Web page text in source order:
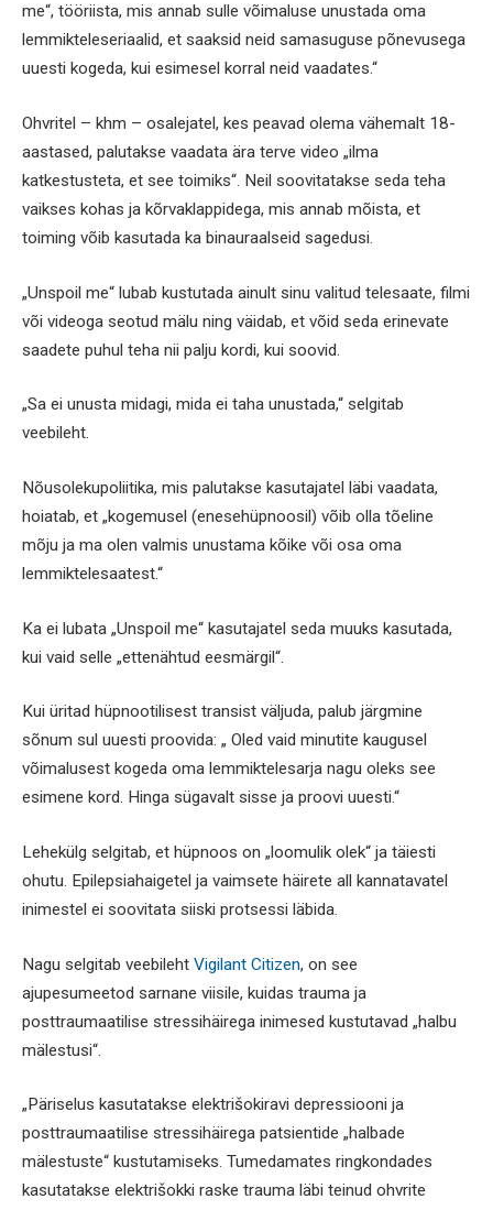
me“, tööriista, mis annab sulle võimaluse unustada oma
lemmikteleseriaalid, et saaksid neid samasuguse põnevusega
uuesti kogeda, kui esimesel korral neid vaadates.“
Ohvritel – khm – osalejatel, kes peavad olema vähemalt 18-
aastased, palutakse vaadata ära terve video „ilma
katkestusteta, et see toimiks“. Neil soovitatakse seda teha
vaikses kohas ja kõrvaklappidega, mis annab mõista, et
toiming võib kasutada ka binauraalseid sagedusi.
„Unspoil me“ lubab kustutada ainult sinu valitud telesaate, filmi
või videoga seotud mälu ning väidab, et võid seda erinevate
saadete puhul teha nii palju kordi, kui soovid.
„Sa ei unusta midagi, mida ei taha unustada,“ selgitab
veebileht.
Nõusolekupoliitika, mis palutakse kasutajatel läbi vaadata,
hoiatab, et „kogemusel (enesehüpnoosil) võib olla tõeline
mõju ja ma olen valmis unustama kõike või osa oma
lemmiktelesaatest.“
Ka ei lubata „Unspoil me“ kasutajatel seda muuks kasutada,
kui vaid selle „ettenähtud eesmärgil“.
Kui üritad hüpnootilisest transist väljuda, palub järgmine
sõnum sul uuesti proovida: „ Oled vaid minutite kaugusel
võimalusest kogeda oma lemmiktelesarja nagu oleks see
esimene kord. Hinga sügavalt sisse ja proovi uuesti.“
Lehekülg selgitab, et hüpnoos on „loomulik olek“ ja täiesti
ohutu. Epilepsiahaigetel ja vaimsete häirete all kannatavatel
inimestel ei soovitata siiski protsessi läbida.
Nagu selgitab veebileht Vigilant Citizen, on see
ajupesumeetod sarnane viisile, kuidas trauma ja
posttraumaatilise stressihäirega inimesed kustutavad „halbu
mälestusi“.
„Päriselus kasutatakse elektrišokiravi depressiooni ja
posttraumaatilise stressihäirega patsientide „halbade
mälestuste“ kustutamiseks. Tumedamates ringkondades
kasutatakse elektrišokki raske trauma läbi teinud ohvrite